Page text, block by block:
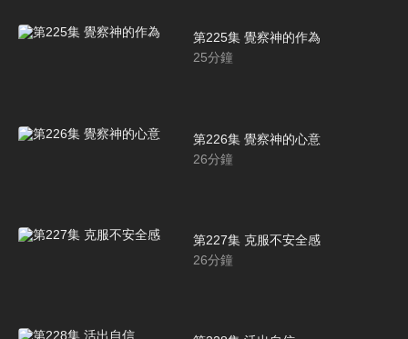
第225集 覺察神的作為
25分鐘
第226集 覺察神的心意
26分鐘
第227集 克服不安全感
26分鐘